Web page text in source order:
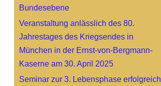
Bundesebene
Veranstaltung anlässlich des 80.
Jahrestages des Kriegsendes in
München in der Ernst-von-Bergmann-
Kaserne am 30. April 2025
Seminar zur 3. Lebensphase erfolgreich